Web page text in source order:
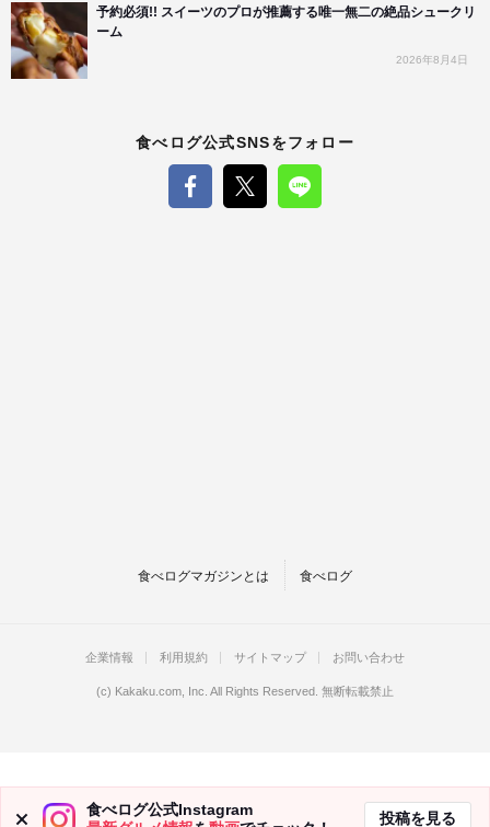
予約必須!! スイーツのプロが推薦する唯一無二の絶品シュークリ
ーム
2026年8月4日
食べログ公式SNSをフォロー
食べログマガジンとは 食べログ
食べログ公式Instagram
投稿を見る
企業情報 利用規約 サイトマップ お問い合わせ
(c) Kakaku.com, Inc. All Rights Reserved. 無断転載禁止